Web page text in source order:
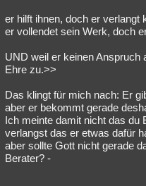
er hilft ihnen, doch er verlangt
er vollendet sein Werk, doch
UND weil er keinen Anspruch
Ehre zu.>>
Das klingt für mich nach: Er
aber er bekommt gerade
Ich meinte damit nicht das du
verlangst das er etwas dafür
aber sollte Gott nicht gerade
Berater? -